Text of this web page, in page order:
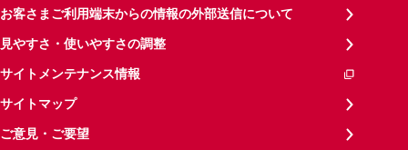
お客さまご利用端末からの情報の外部送信について
見やすさ・使いやすさの調整
サイトメンテナンス情報
サイトマップ
ご意見・ご要望